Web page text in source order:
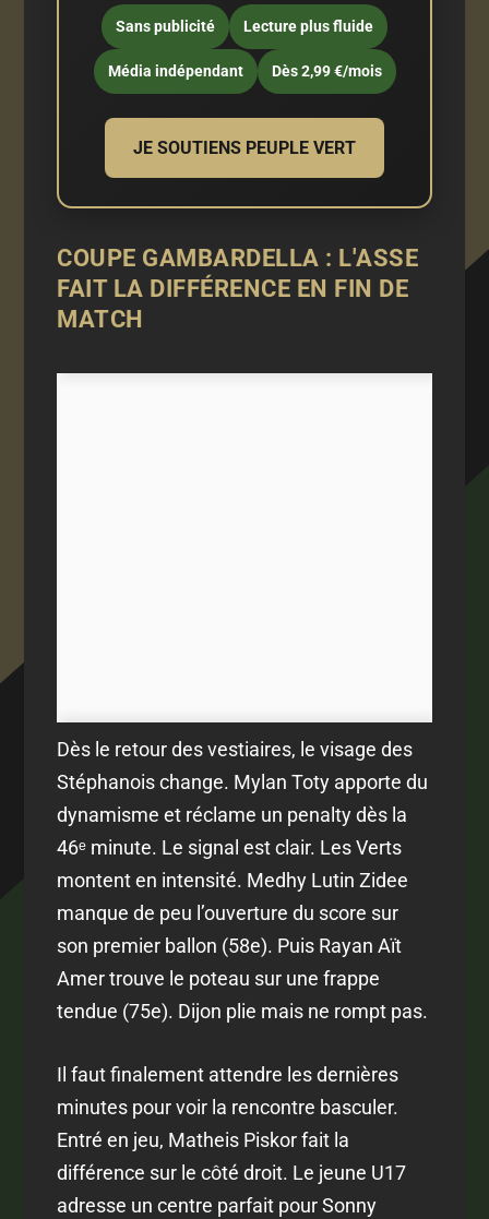
Sans publicité Lecture plus fluide
Média indépendant Dès 2,99 €/mois
JE SOUTIENS PEUPLE VERT
COUPE GAMBARDELLA : L'ASSE
FAIT LA DIFFÉRENCE EN FIN DE
MATCH
Dès le retour des vestiaires, le visage des
Stéphanois change. Mylan Toty apporte du
dynamisme et réclame un penalty dès la
46ᵉ minute. Le signal est clair. Les Verts
montent en intensité. Medhy Lutin Zidee
manque de peu l’ouverture du score sur
son premier ballon (58e). Puis Rayan Aït
Amer trouve le poteau sur une frappe
tendue (75e). Dijon plie mais ne rompt pas.
Il faut finalement attendre les dernières
minutes pour voir la rencontre basculer.
Entré en jeu, Matheis Piskor fait la
différence sur le côté droit. Le jeune U17
adresse un centre parfait pour Sonny